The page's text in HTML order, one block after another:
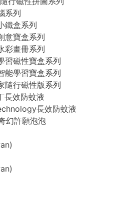
系列
鐵盒系列
意寶盒系列
彩畫冊系列
習磁性寶盒系列
能學習寶盒系列
隨行磁性版系列
長效防蚊液
長效防蚊液
幻許願泡泡